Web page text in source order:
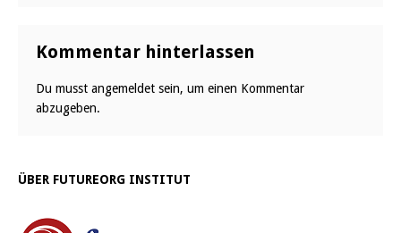
Kommentar hinterlassen
Du musst angemeldet sein, um einen Kommentar
abzugeben.
ÜBER FUTUREORG INSTITUT